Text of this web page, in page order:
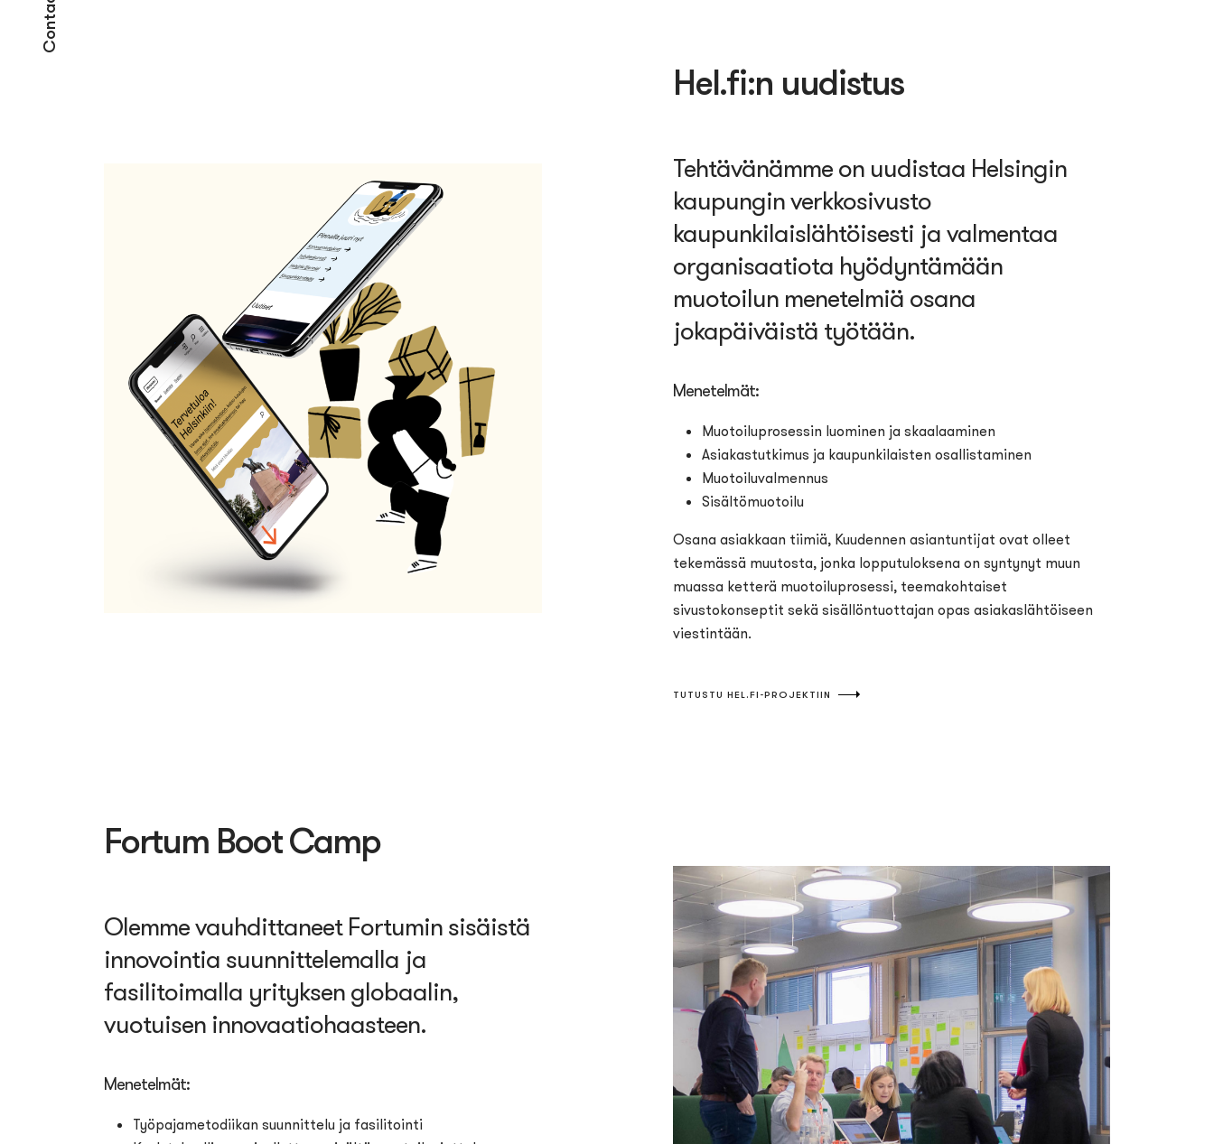
Contact
Hel.fi:n uudistus
Tehtävänämme on uudistaa Helsingin
kaupungin verkkosivusto
kaupunkilaislähtöisesti ja valmentaa
organisaatiota hyödyntämään
muotoilun menetelmiä osana
jokapäiväistä työtään.
Menetelmät:
Muotoiluprosessin luominen ja skaalaaminen
Asiakastutkimus ja kaupunkilaisten osallistaminen
Muotoiluvalmennus
Sisältömuotoilu
Osana asiakkaan tiimiä, Kuudennen asiantuntijat ovat olleet
tekemässä muutosta, jonka lopputuloksena on syntynyt muun
muassa ketterä muotoiluprosessi, teemakohtaiset
sivustokonseptit sekä sisällöntuottajan opas asiakaslähtöiseen
viestintään.
TUTUSTU HEL.FI-PROJEKTIIN
Fortum Boot Camp
Olemme vauhdittaneet Fortumin sisäistä
innovointia suunnittelemalla ja
fasilitoimalla yrityksen globaalin,
vuotuisen innovaatiohaasteen.
Menetelmät:
Työpajametodiikan suunnittelu ja fasilitointi